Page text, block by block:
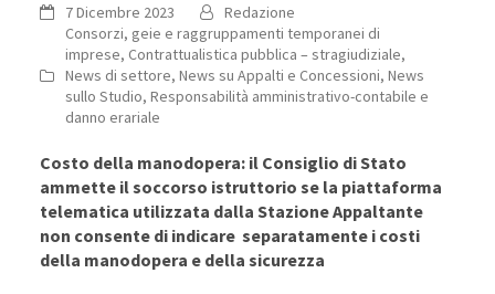
7 Dicembre 2023
Redazione
Consorzi, geie e raggruppamenti temporanei di
imprese, Contrattualistica pubblica – stragiudiziale,
News di settore, News su Appalti e Concessioni, News
sullo Studio, Responsabilità amministrativo-contabile e
danno erariale
Costo della manodopera: il Consiglio di Stato
ammette il soccorso istruttorio se la piattaforma
telematica utilizzata dalla Stazione Appaltante
non consente di indicare separatamente i costi
della manodopera e della sicurezza